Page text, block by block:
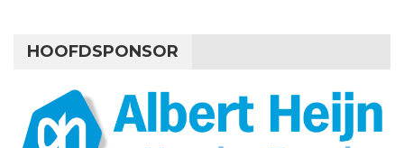
HOOFDSPONSOR